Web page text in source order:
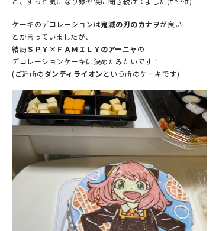
ケーキのデコレーションは鬼滅の刃のカナヲが良い
とか言っていましたが、
結局ＳＰＹ×ＦＡＭＩＬＹのアーニャの
デコレーションケーキに決めたみたいです！
(ご近所のダンディライオンという所のケーキです)